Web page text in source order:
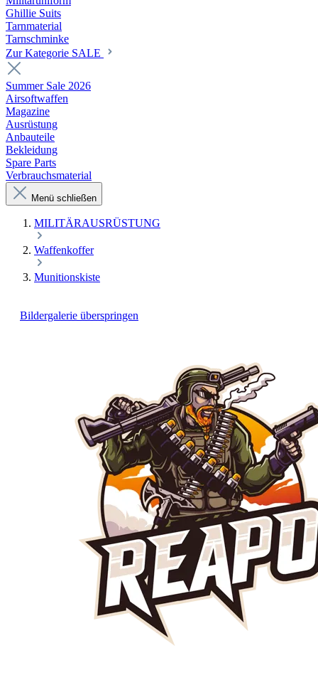
Ghillie Suits
Tarnmaterial
Tarnschminke
Zur Kategorie SALE
Summer Sale 2026
Airsoftwaffen
Magazine
Ausrüstung
Anbauteile
Bekleidung
Spare Parts
Verbrauchsmaterial
Menü schließen
MILITÄRAUSRÜSTUNG
Waffenkoffer
Munitionskiste
Bildergalerie überspringen